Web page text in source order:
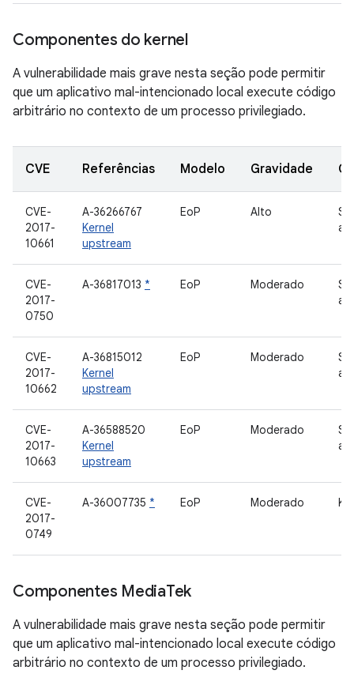
Componentes do kernel
A vulnerabilidade mais grave nesta seção pode permitir
que um aplicativo mal-intencionado local execute código
arbitrário no contexto de um processo privilegiado.
CVE Referências Modelo Gravidade
CVE-
2017-
10661
A-36266767
Kernel
upstream
EoP Alto
CVE-
2017-
0750
A-36817013 * EoP Moderado
CVE-
2017-
10662
A-36815012
Kernel
upstream
EoP Moderado
CVE-
2017-
10663
A-36588520
Kernel
upstream
EoP Moderado
CVE-
2017-
0749
A-36007735 * EoP Moderado
Componentes MediaTek
A vulnerabilidade mais grave nesta seção pode permitir
que um aplicativo mal-intencionado local execute código
arbitrário no contexto de um processo privilegiado.